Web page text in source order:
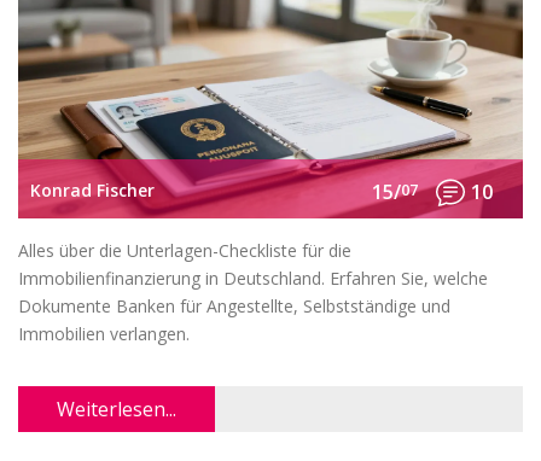
Konrad Fischer 15/07 10
Alles über die Unterlagen-Checkliste für die
Immobilienfinanzierung in Deutschland. Erfahren Sie, welche
Dokumente Banken für Angestellte, Selbstständige und
Immobilien verlangen.
Weiterlesen...